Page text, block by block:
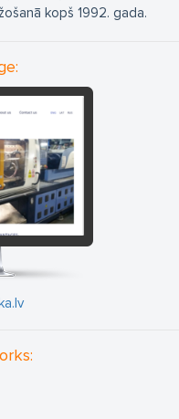
kopš 1992. gada.